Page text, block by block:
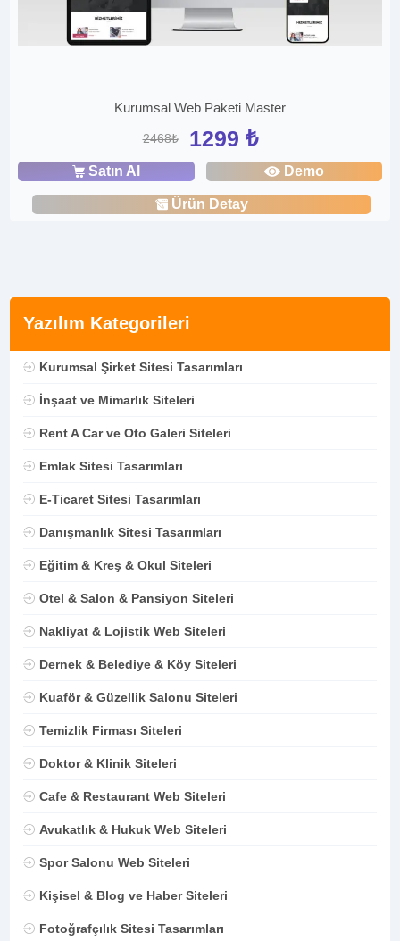
Yazılım Kategorileri
Kurumsal Şirket Sitesi Tasarımları
İnşaat ve Mimarlık Siteleri
Rent A Car ve Oto Galeri Siteleri
Emlak Sitesi Tasarımları
E-Ticaret Sitesi Tasarımları
Danışmanlık Sitesi Tasarımları
Eğitim & Kreş & Okul Siteleri
Otel & Salon & Pansiyon Siteleri
Nakliyat & Lojistik Web Siteleri
Dernek & Belediye & Köy Siteleri
Kuaför & Güzellik Salonu Siteleri
Temizlik Firması Siteleri
Doktor & Klinik Siteleri
Cafe & Restaurant Web Siteleri
Avukatlık & Hukuk Web Siteleri
Spor Salonu Web Siteleri
Kişisel & Blog ve Haber Siteleri
Fotoğrafçılık Sitesi Tasarımları
Kurumsal Web Paketi Master
2468₺ 1299 ₺
Satın Al Demo
Ürün Detay